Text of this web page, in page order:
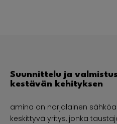
Suunnittelu ja
kestävän kehityksen
amina on norjalainen
keskittyvä yritys, jonka